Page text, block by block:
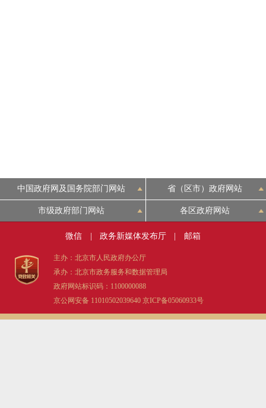
中国政府网及国务院部门网站 省（区市）政府网站
市级政府部门网站 各区政府网站
微信 政务新媒体发布厅 邮箱
主办：北京市人民政府办公厅
承办：北京市政务服务和数据管理局
政府网站标识码：1100000088
京公网安备 11010502039640 京ICP备05060933号